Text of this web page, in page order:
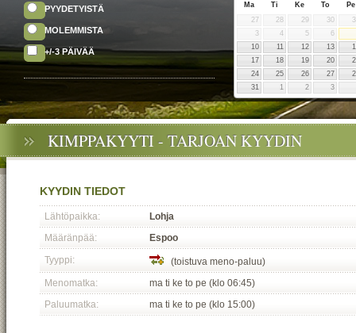
PYYDETYISTÄ
MOLEMMISTA
+/-3 PÄIVÄÄ
Ma Ti Ke To
Pe
27
28 29 30
3
4 5
6
10
11 12 13
17
18 19 20
24
25 26 27
31
1 2 3
KIMPPAKYYTI - TARJOAN KYYDIN
KYYDIN TIEDOT
Lähtöpaikka:
Lohja
Määränpää:
Espoo
Tyyppi:
(toistuva meno-paluu)
Menomatka:
ma ti ke to pe (klo 06:45)
Paluumatka:
ma ti ke to pe (klo 15:00)